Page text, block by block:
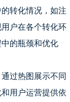
转化情况，如注
户在各个转化环
的瓶颈和优化
过热图展示不同
用户运营提供依